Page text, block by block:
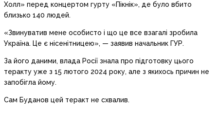
Холл» перед концертом гурту «Пікнік», де було вбито
близько 140 людей.
«Звинуватив мене особисто і що це все взагалі зробила
Україна. Це є нісенітницею», — заявив начальник ГУР.
За його даними, влада Росії знала про підготовку цього
теракту уже з 15 лютого 2024 року, але з якихось причин не
запобігла йому.
Сам Буданов цей теракт не схвалив.